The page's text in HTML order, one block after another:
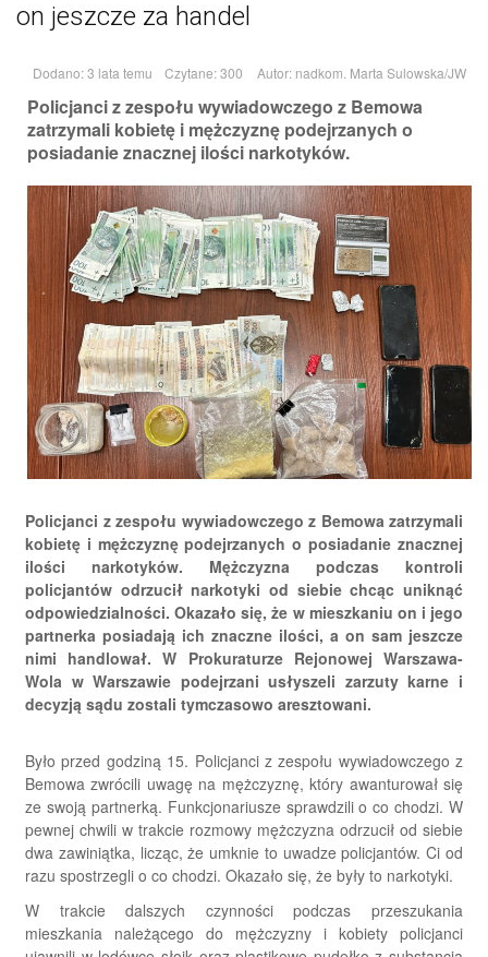
on jeszcze za handel
Dodano: 3 lata temu Czytane: 300 Autor: nadkom. Marta Sulowska/JW
Policjanci z zespołu wywiadowczego z Bemowa
zatrzymali kobietę i mężczyznę podejrzanych o
posiadanie znacznej ilości narkotyków.
Policjanci z zespołu wywiadowczego z Bemowa zatrzymali
kobietę i mężczyznę podejrzanych o posiadanie znacznej
ilości narkotyków. Mężczyzna podczas kontroli
policjantów odrzucił narkotyki od siebie chcąc uniknąć
odpowiedzialności. Okazało się, że w mieszkaniu on i jego
partnerka posiadają ich znaczne ilości, a on sam jeszcze
nimi handlował. W Prokuraturze Rejonowej Warszawa-
Wola w Warszawie podejrzani usłyszeli zarzuty karne i
decyzją sądu zostali tymczasowo aresztowani.
Było przed godziną 15. Policjanci z zespołu wywiadowczego z
Bemowa zwrócili uwagę na mężczyznę, który awanturował się
ze swoją partnerką. Funkcjonariusze sprawdzili o co chodzi. W
pewnej chwili w trakcie rozmowy mężczyzna odrzucił od siebie
dwa zawiniątka, licząc, że umknie to uwadze policjantów. Ci od
razu spostrzegli o co chodzi. Okazało się, że były to narkotyki.
W trakcie dalszych czynności podczas przeszukania
mieszkania należącego do mężczyzny i kobiety policjanci